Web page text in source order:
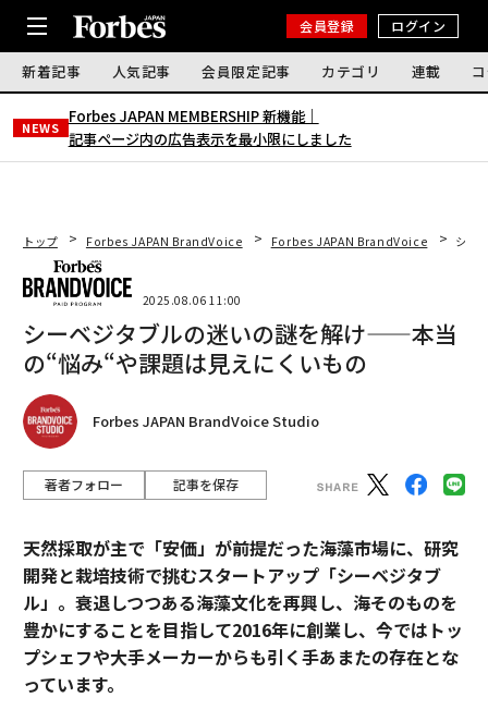
会員登録 ログイン
新着記事 人気記事 会員限定記事 カテゴリ 連載
NEWS
Forbes JAPAN MEMBERSHIP 新機能｜
記事ページ内の広告表示を最小限にしました
トップ Forbes JAPAN BrandVoice Forbes JAPAN BrandVoice シー
2025.08.06 11:00
シーベジタブルの迷いの謎を解け——本当
の“悩み“や課題は見えにくいもの
Forbes JAPAN BrandVoice Studio
著者フォロー 記事を保存
天然採取が主で「安価」が前提だった海藻市場に、研究
開発と栽培技術で挑むスタートアップ「シーベジタブ
ル」。衰退しつつある海藻文化を再興し、海そのものを
豊かにすることを目指して2016年に創業し、今ではトッ
プシェフや大手メーカーからも引く手あまたの存在とな
っています。